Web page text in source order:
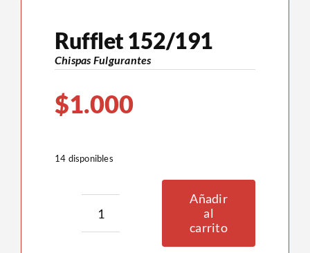
Rufflet 152/191
Chispas Fulgurantes
$1.000
14 disponibles
Rufflet
Añadir
al
carrito